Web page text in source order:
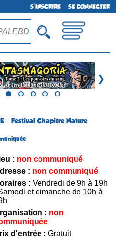
S'INSCRIRE SE CONNECTER
❯
- Festival Chapitre Nature
: non communiqué
: non communiqué
: Vendredi de 9h à 19h
et dimanche de 10h à
: non
d'entrée : Gratuit